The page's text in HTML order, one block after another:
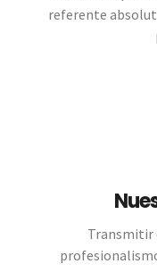
referente
Transmitir